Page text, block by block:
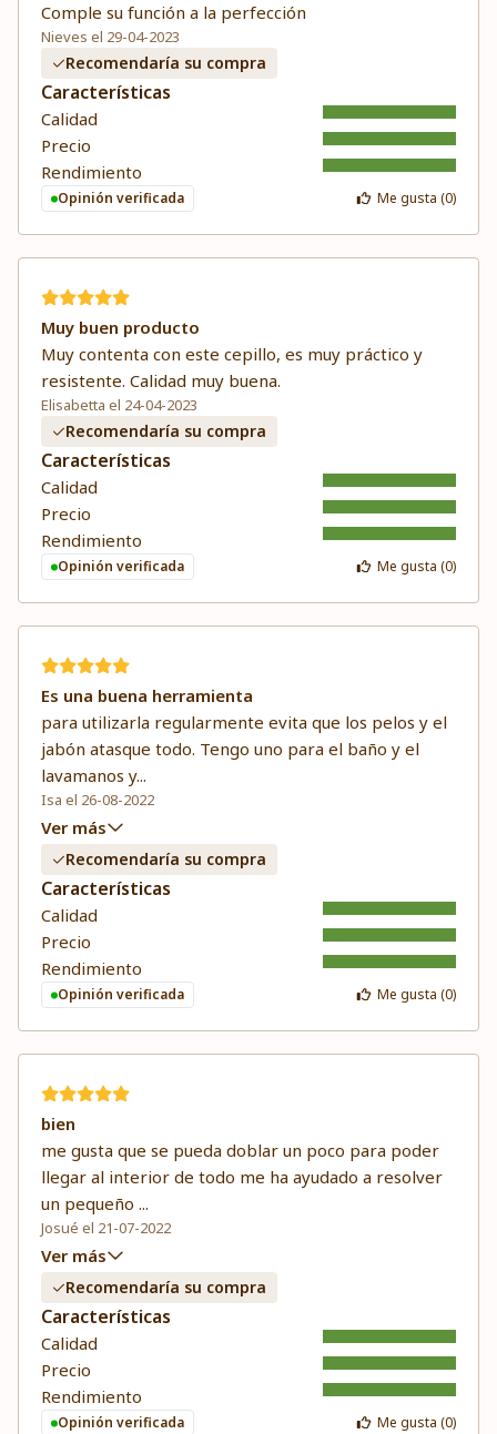
Comple su función a la perfección
Nieves el 29-04-2023
Recomendaría su compra
Características
Calidad
Precio
Rendimiento
Opinión verificada Me gusta (0)
Muy buen producto
Muy contenta con este cepillo, es muy práctico y
resistente. Calidad muy buena.
Elisabetta el 24-04-2023
Recomendaría su compra
Características
Calidad
Precio
Rendimiento
Opinión verificada Me gusta (0)
Es una buena herramienta
para utilizarla regularmente evita que los pelos y el
jabón atasque todo. Tengo uno para el baño y el
lavamanos y...
Isa el 26-08-2022
Ver más
Recomendaría su compra
Características
Calidad
Precio
Rendimiento
Opinión verificada Me gusta (0)
bien
me gusta que se pueda doblar un poco para poder
llegar al interior de todo me ha ayudado a resolver
un pequeño ...
Josué el 21-07-2022
Ver más
Recomendaría su compra
Características
Calidad
Precio
Rendimiento
Opinión verificada Me gusta (0)